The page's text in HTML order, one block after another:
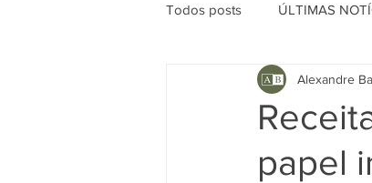
Todos posts ÚLTIMAS
papel
Alexandre